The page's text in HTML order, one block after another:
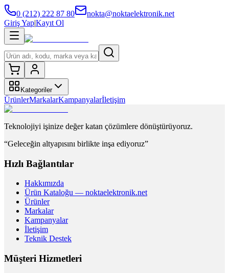
0 (212) 222 87 80
nokta@noktaelektronik.net
Giriş Yap|Kayıt Ol
Kategoriler
ÜrünlerMarkalarKampanyalarİletişim
Teknolojiyi işinize değer katan çözümlere dönüştürüyoruz.
“Geleceğin altyapısını birlikte inşa ediyoruz”
Hızlı Bağlantılar
Hakkımızda
Ürün Kataloğu — noktaelektronik.net
Ürünler
Markalar
Kampanyalar
İletişim
Teknik Destek
Müşteri Hizmetleri